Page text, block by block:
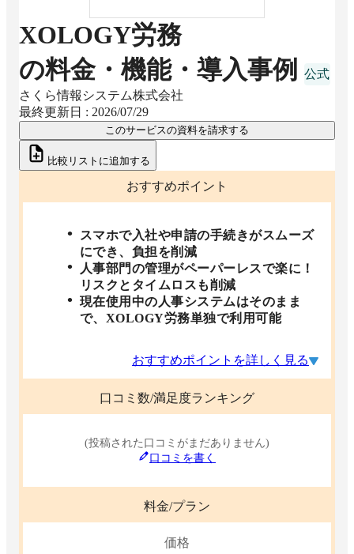
XOLOGY労務
の料金・機能・導入事例
さくら情報システム株式会社
最終更新日 : 2026/07/29
このサービスの資料を請求する
比較リストに追加する
おすすめポイント
スマホで入社や申請の手続きがスムーズ
にでき、負担を削減
人事部門の管理がペーパーレスで楽に！
リスクとタイムロスも削減
現在使用中の人事システムはそのまま
で、XOLOGY労務単独で利用可能
おすすめポイントを詳しく見る
口コミ数/満足度ランキング
(投稿された口コミがまだありません)
口コミを書く
料金/プラン
価格